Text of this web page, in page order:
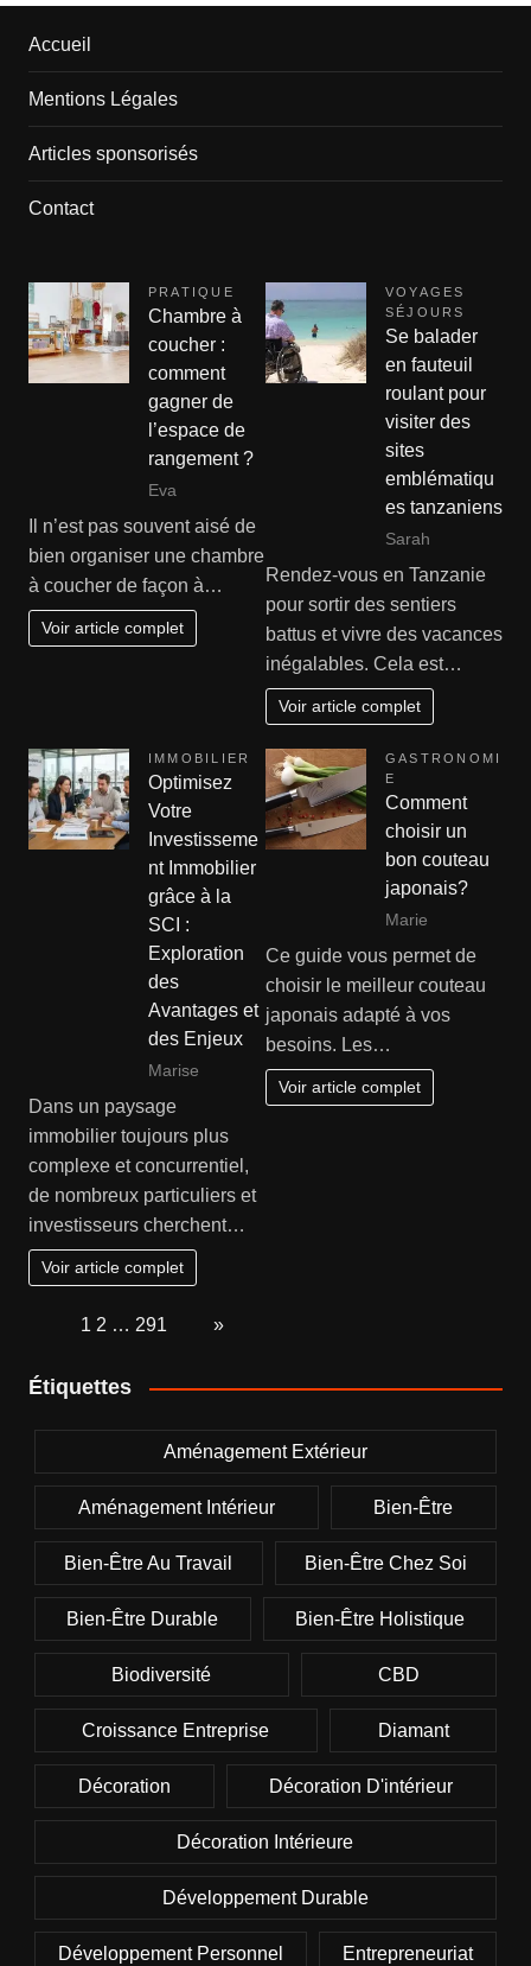
Accueil
Mentions Légales
Articles sponsorisés
Contact
PRATIQUE
Chambre à
coucher :
comment
gagner de
l’espace de
rangement ?
Eva
Il n’est pas souvent aisé de
bien organiser une chambre
à coucher de façon à…
Voir article complet
VOYAGES
SÉJOURS
Se balader
en fauteuil
roulant pour
visiter des
sites
emblématiqu
es tanzaniens
Sarah
Rendez-vous en Tanzanie
pour sortir des sentiers
battus et vivre des vacances
inégalables. Cela est…
Voir article complet
IMMOBILIER
Optimisez
Votre
Investisseme
nt Immobilier
grâce à la
SCI :
Exploration
des
Avantages et
des Enjeux
Marise
Dans un paysage
immobilier toujours plus
complexe et concurrentiel,
de nombreux particuliers et
investisseurs cherchent…
Voir article complet
GASTRONOMI
E
Comment
choisir un
bon couteau
japonais?
Marie
Ce guide vous permet de
choisir le meilleur couteau
japonais adapté à vos
besoins. Les…
Voir article complet
1 2 … 291 »
Étiquettes
Aménagement Extérieur
Aménagement Intérieur Bien-Être
Bien-Être Au Travail Bien-Être Chez Soi
Bien-Être Durable Bien-Être Holistique
Biodiversité CBD
Croissance Entreprise Diamant
Décoration Décoration D'intérieur
Décoration Intérieure
Développement Durable
Développement Personnel Entrepreneuriat